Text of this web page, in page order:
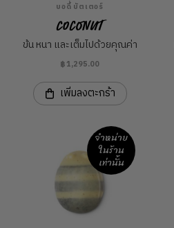
บอดี้ บัตเตอร์
Coconut
ข้น หนา และเต็มไปด้วยคุณค่า
฿1,295.00
เพิ่มลงตะกร้า
จำหน่าย
ในร้าน
เท่านั้น